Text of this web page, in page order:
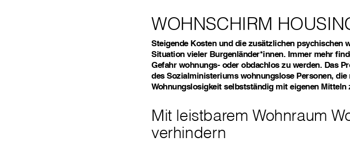
WOHNSCHIRM
Steigende Kosten und die zusätzlichen psychischen
Situation vieler Burgenländer*innen. Immer mehr
Gefahr wohnungs- oder obdachlos zu werden. Das
des Sozialministeriums wohnungslose Personen,
Wohnungslosigkeit selbstständig mit eigenen Mitteln
Mit leistbarem Wohnraum
verhindern